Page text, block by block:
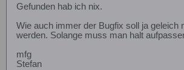
Gefunden hab ich nix.
Wie auch immer der Bugfix soll ja geleich
werden. Solange muss man halt
mfg
Stefan